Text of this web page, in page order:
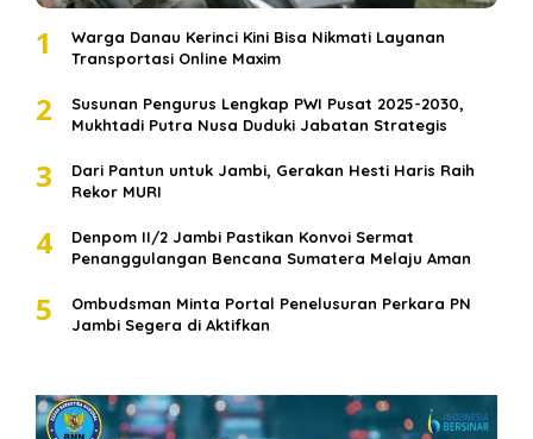
1
Warga Danau Kerinci Kini Bisa Nikmati Layanan
Transportasi Online Maxim
2
Susunan Pengurus Lengkap PWI Pusat 2025-2030,
Mukhtadi Putra Nusa Duduki Jabatan Strategis
3
Dari Pantun untuk Jambi, Gerakan Hesti Haris Raih
Rekor MURI
4
Denpom II/2 Jambi Pastikan Konvoi Sermat
Penanggulangan Bencana Sumatera Melaju Aman
5
Ombudsman Minta Portal Penelusuran Perkara PN
Jambi Segera di Aktifkan